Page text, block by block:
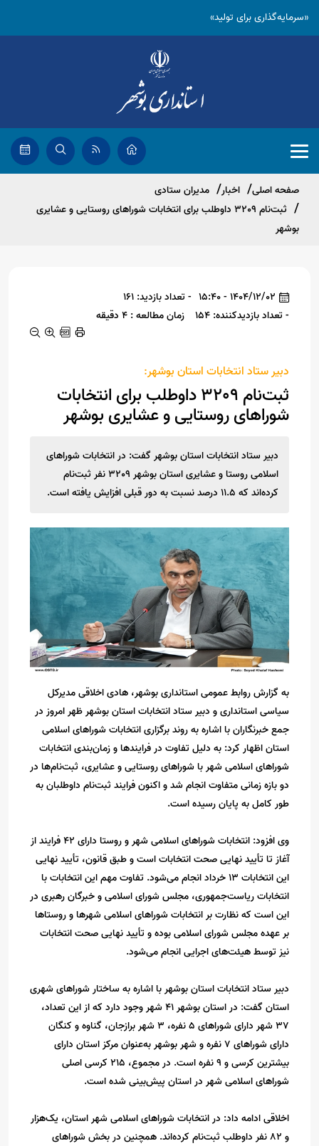
«سرمایه‌گذاری برای تولید»
صفحه اصلی اخبار
مدیران ستادی
ثبت‌نام 3209 داوطلب برای انتخابات شوراهای روستایی و عشایری
بوشهر
1404/12/02 - 15:40
- تعداد بازدید: 161
- تعداد بازدیدکننده: 154
زمان مطالعه : 4 دقیقه
دبیر ستاد انتخابات استان بوشهر:
ثبت‌نام 3209 داوطلب برای انتخابات
شوراهای روستایی و عشایری بوشهر
دبیر ستاد انتخابات استان بوشهر گفت: در انتخابات شوراهای
اسلامی روستا و عشایری استان بوشهر 3209 نفر ثبت‌نام
کرده‌اند که 11.5 درصد نسبت به دور قبلی افزایش یافته است.
به گزارش روابط عمومی استانداری بوشهر، هادی اخلاقی مدیرکل
سیاسی استانداری و دبیر ستاد انتخابات استان بوشهر ظهر امروز در
جمع خبرنگاران با اشاره به روند برگزاری انتخابات شوراهای اسلامی
استان اظهار کرد: به دلیل تفاوت در فرایندها و زمان‌بندی انتخابات
شوراهای اسلامی شهر با شوراهای روستایی و عشایری، ثبت‌نام‌ها در
دو بازه زمانی متفاوت انجام شد و اکنون فرایند ثبت‌نام داوطلبان به
طور کامل به پایان رسیده است.
وی افزود: انتخابات شوراهای اسلامی شهر و روستا دارای 42 فرایند از
آغاز تا تأیید نهایی صحت انتخابات است و طبق قانون، تأیید نهایی
این انتخابات 13 خرداد انجام می‌شود. تفاوت مهم این انتخابات با
انتخابات ریاست‌جمهوری، مجلس شورای اسلامی و خبرگان رهبری در
این است که نظارت بر انتخابات شوراهای اسلامی شهرها و روستاها
بر عهده مجلس شورای اسلامی بوده و تأیید نهایی صحت انتخابات
نیز توسط هیئت‌های اجرایی انجام می‌شود.
دبیر ستاد انتخابات استان بوشهر با اشاره به ساختار شوراهای شهری
استان گفت: در استان بوشهر 41 شهر وجود دارد که از این تعداد،
37 شهر دارای شوراهای 5 نفره، 3 شهر برازجان، گناوه و کنگان
دارای شوراهای 7 نفره و شهر بوشهر به‌عنوان مرکز استان دارای
بیشترین کرسی و 9 نفره است. در مجموع، 215 کرسی اصلی
شوراهای اسلامی شهر در استان پیش‌بینی شده است.
اخلاقی ادامه داد: در انتخابات شوراهای اسلامی شهر استان، یک‌هزار
و 82 نفر داوطلب ثبت‌نام کرده‌اند. همچنین در بخش شوراهای